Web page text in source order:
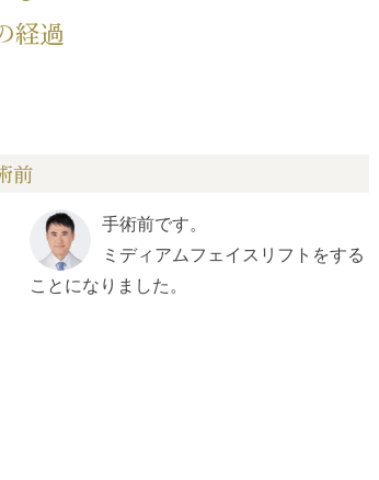
経過
前
手術前です。
ミディアムフェイスリフトをする
ことになりました。